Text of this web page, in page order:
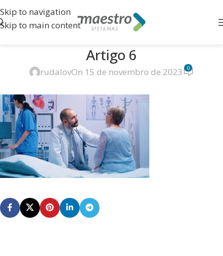
Skip to navigation
Skip to main content
Artigo 6
rudalovOn 15 de novembro de 2023 0